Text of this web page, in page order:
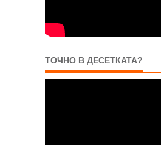
ТОЧНО В ДЕСЕТКАТА?